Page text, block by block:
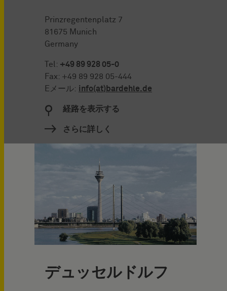
Prinzregentenplatz 7
81675 Munich
Germany
Tel: +49 89 928 05-0
Fax: +49 89 928 05-444
Eメール: info(at)bardehle.de
経路を表示する
さらに詳しく
デュッセルドルフ